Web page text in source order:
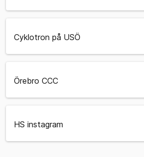
Cyklotron på USÖ
Örebro CCC
HS instagram